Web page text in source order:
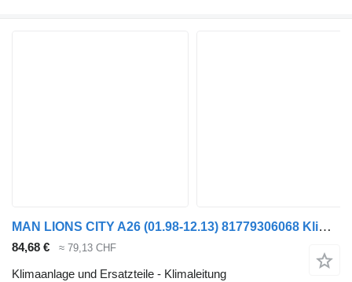
MAN LIONS CITY A26 (01.98-12.13) 81779306068 Klimaleitung für MAN Lion's bus (1991-)
84,68 € ≈ 79,13 CHF
Klimaanlage und Ersatzteile - Klimaleitung